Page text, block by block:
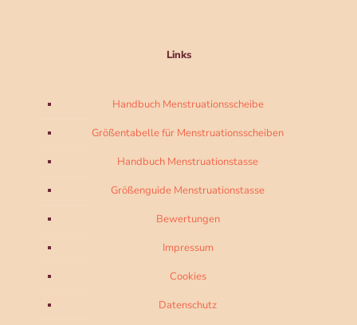
Links
Handbuch Menstruationsscheibe
Größentabelle für Menstruationsscheiben
Handbuch Menstruationstasse
Größenguide Menstruationstasse
Bewertungen
Impressum
Cookies
Datenschutz